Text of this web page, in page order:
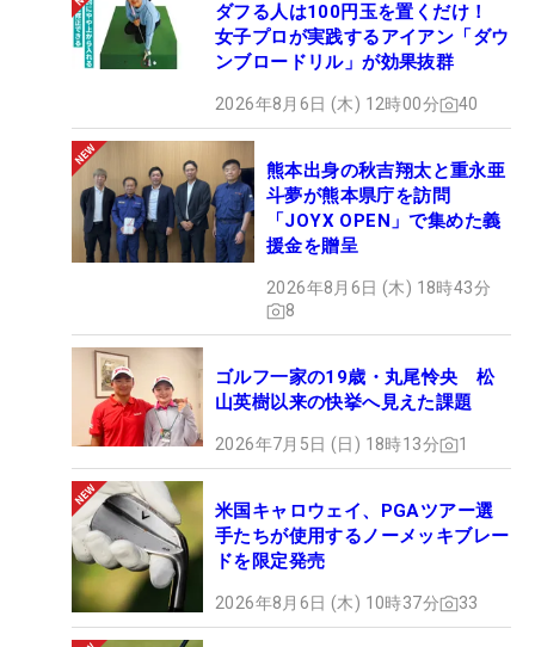
ダフる人は100円玉を置くだけ！
女子プロが実践するアイアン「ダウ
ンブロードリル」が効果抜群
2026年8月6日 (木) 12時00分 40
熊本出身の秋吉翔太と重永亜
斗夢が熊本県庁を訪問
「JOYX OPEN」で集めた義
援金を贈呈
2026年8月6日 (木) 18時43分
8
ゴルフ一家の19歳・丸尾怜央 松
山英樹以来の快挙へ見えた課題
2026年7月5日 (日) 18時13分 1
米国キャロウェイ、PGAツアー選
手たちが使用するノーメッキブレー
ドを限定発売
2026年8月6日 (木) 10時37分 33